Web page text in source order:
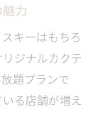
力
キーはもちろ
ジナルカクテ
題プランで
る店舗が増え